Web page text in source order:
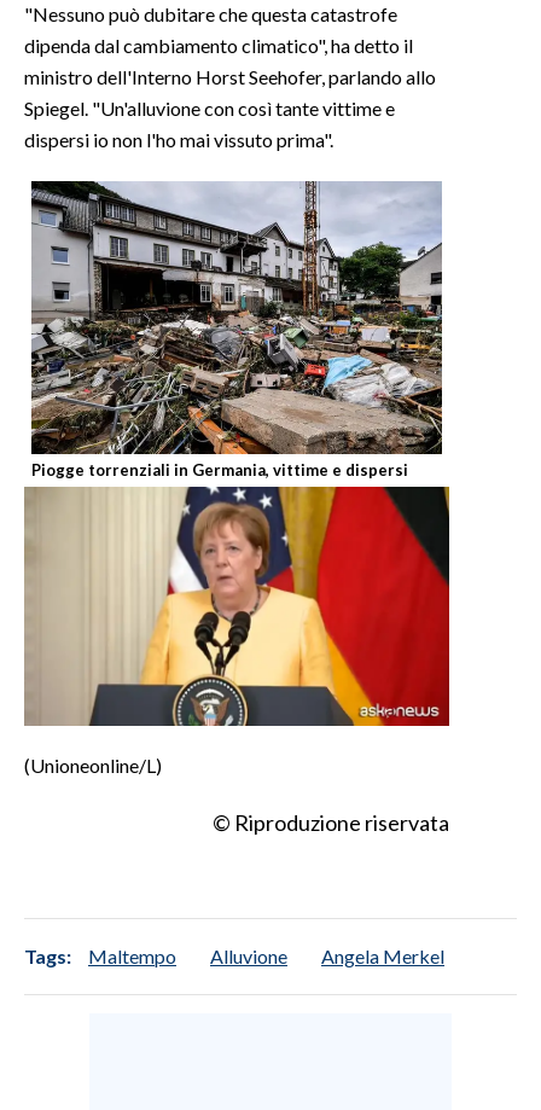
"Nessuno può dubitare che questa catastrofe
dipenda dal cambiamento climatico", ha detto il
ministro dell'Interno Horst Seehofer, parlando allo
Spiegel. "Un'alluvione con così tante vittime e
dispersi io non l'ho mai vissuto prima".
Piogge torrenziali in Germania, vittime e dispersi
(Unioneonline/L)
© Riproduzione riservata
Tags: Maltempo Alluvione Angela Merkel